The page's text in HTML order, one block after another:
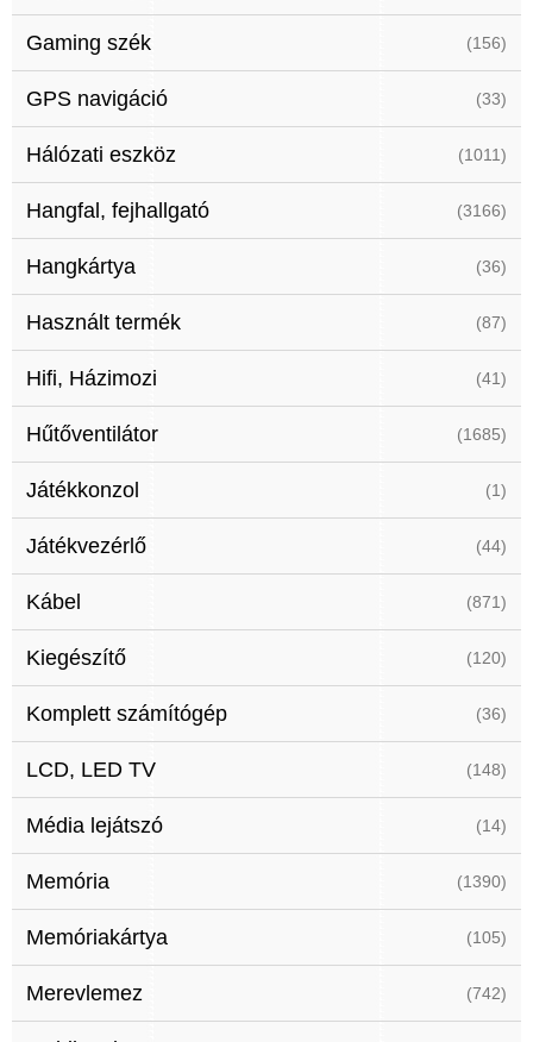
Gaming szék (156)
GPS navigáció (33)
Hálózati eszköz (1011)
Hangfal, fejhallgató (3166)
Hangkártya (36)
Használt termék (87)
Hifi, Házimozi (41)
Hűtőventilátor (1685)
Játékkonzol (1)
Játékvezérlő (44)
Kábel (871)
Kiegészítő (120)
Komplett számítógép (36)
LCD, LED TV (148)
Média lejátszó (14)
Memória (1390)
Memóriakártya (105)
Merevlemez (742)